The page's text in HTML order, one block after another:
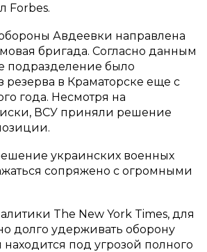
Forbes.
Авдеевки направлена
бригада. Согласно данным
подразделение было
в Краматорске еще с
года. Несмотря на
ВСУ приняли решение
украинских военных
сопряжено с огромными
The New York Times, для
долго удерживать оборону
находится под угрозой полного